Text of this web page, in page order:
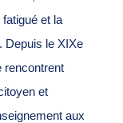
et la
Depuis le XIXe
rencontrent
et
aux